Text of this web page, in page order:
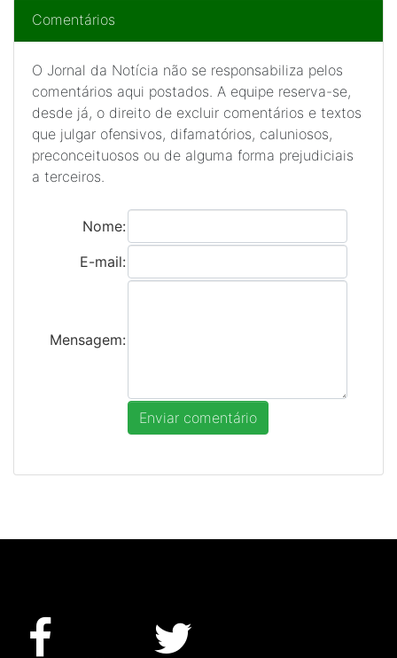
Comentários
O Jornal da Notícia não se responsabiliza pelos
comentários aqui postados. A equipe reserva-se,
desde já, o direito de excluir comentários e textos
que julgar ofensivos, difamatórios, caluniosos,
preconceituosos ou de alguma forma prejudiciais
a terceiros.
Nome:
E-mail:
Mensagem: